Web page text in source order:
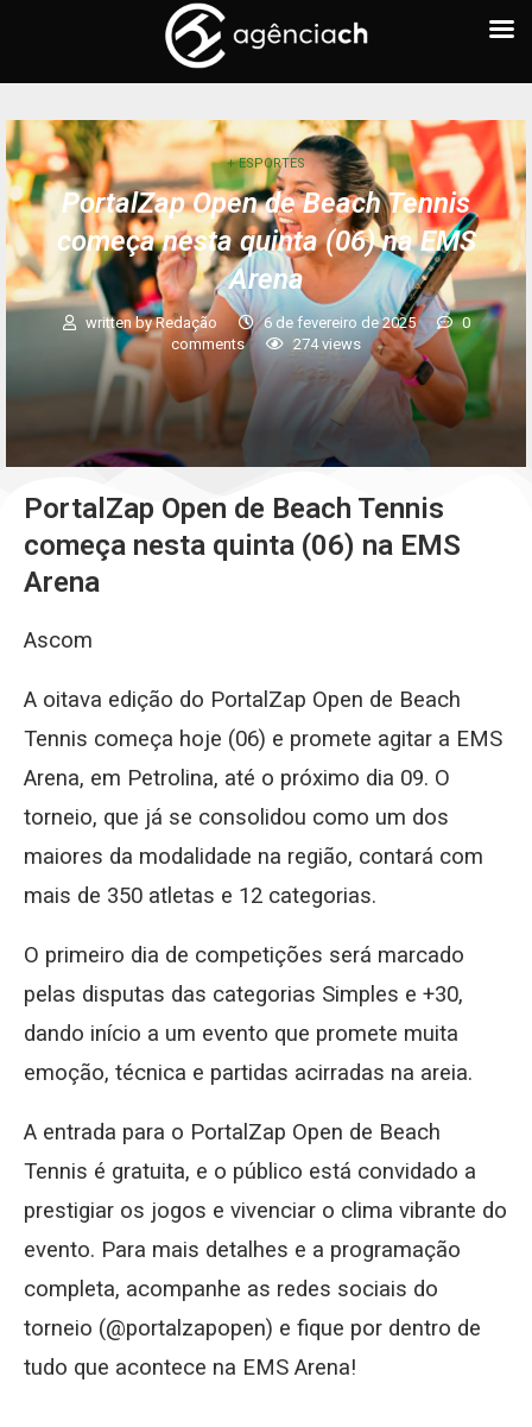
+ ESPORTES
PortalZap Open de Beach Tennis
começa nesta quinta (06) na EMS
Arena
written byRedação 6 de fevereiro de 2025
0
comments
274views
PortalZap Open de Beach Tennis
começa nesta quinta (06) na EMS
Arena
Ascom
A oitava edição do PortalZap Open de Beach
Tennis começa hoje (06) e promete agitar a EMS
Arena, em Petrolina, até o próximo dia 09. O
torneio, que já se consolidou como um dos
maiores da modalidade na região, contará com
mais de 350 atletas e 12 categorias.
O primeiro dia de competições será marcado
pelas disputas das categorias Simples e +30,
dando início a um evento que promete muita
emoção, técnica e partidas acirradas na areia.
A entrada para o PortalZap Open de Beach
Tennis é gratuita, e o público está convidado a
prestigiar os jogos e vivenciar o clima vibrante do
evento. Para mais detalhes e a programação
completa, acompanhe as redes sociais do
torneio (@portalzapopen) e fique por dentro de
tudo que acontece na EMS Arena!